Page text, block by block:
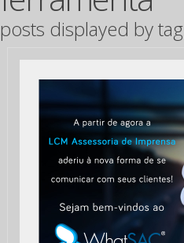
posts displayed by tag